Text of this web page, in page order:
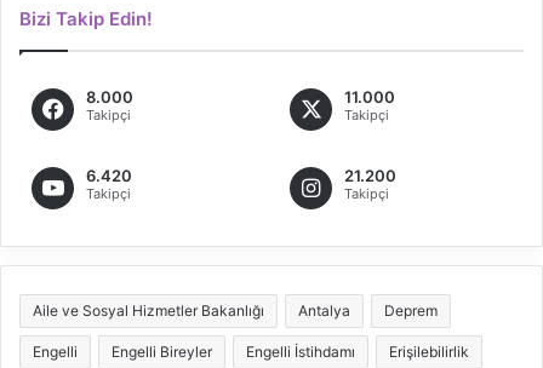
Bizi Takip Edin!
8.000
Takipçi
11.000
Takipçi
6.420
Takipçi
21.200
Takipçi
Aile ve Sosyal Hizmetler Bakanlığı Antalya Deprem
Engelli Engelli Bireyler Engelli İstihdamı Erişilebilirlik